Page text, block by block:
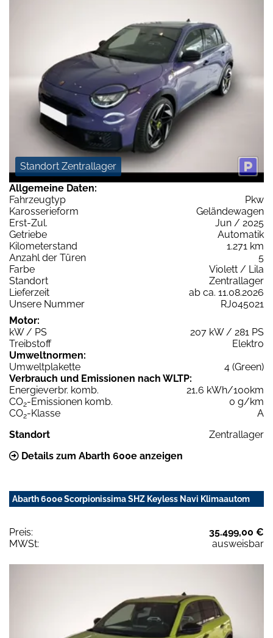
Standort Zentrallager
Allgemeine Daten:
Fahrzeugtyp
Pkw
Karosserieform
Geländewagen
Erst-Zul.
Jun / 2025
Getriebe
Automatik
Kilometerstand
1.271 km
Anzahl der Türen
5
Farbe
Violett / Lila
Standort
Zentrallager
Lieferzeit
ab ca. 11.08.2026
Unsere Nummer
RJ045021
Motor:
kW / PS
207 kW / 281 PS
Treibstoff
Elektro
Umweltnormen:
Umweltplakette
4 (Green)
Verbrauch und Emissionen nach WLTP:
Energieverbr. komb.
21,6 kWh/100km
CO2-Emissionen komb.
0 g/km
CO2-Klasse
A
Standort
Zentrallager
Details zum Abarth 600e anzeigen
Abarth 600e Scorpionissima SHZ Keyless Navi Klimaautom
Preis:
35.499,00 €
MWSt:
ausweisbar